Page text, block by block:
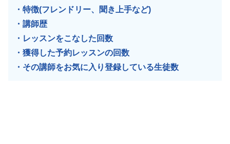
・特徴(フレンドリー、聞き上手など)
・講師歴
・レッスンをこなした回数
・獲得した予約レッスンの回数
・その講師をお気に入り登録している生徒数